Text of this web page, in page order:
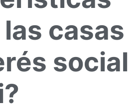
casas
social